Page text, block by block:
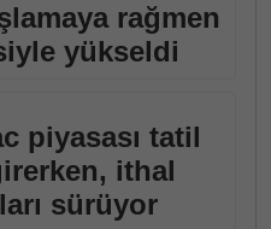
rağmen
yükseldi
piyasası tatil
ithal
sürüyor